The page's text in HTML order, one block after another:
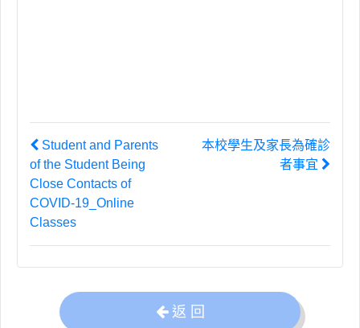
Student and Parents
of the Student Being
Close Contacts of
COVID-19_Online
Classes
本校學生及家長為確診
者事宜
返 回